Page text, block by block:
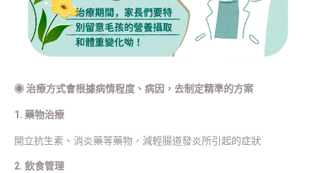
◉ 治療方式會根據病情程度、病因，去制定精準的方案
1. 藥物治療
開立抗生素、消炎藥等藥物，減輕腸道發炎所引起的症狀
2. 飲食管理